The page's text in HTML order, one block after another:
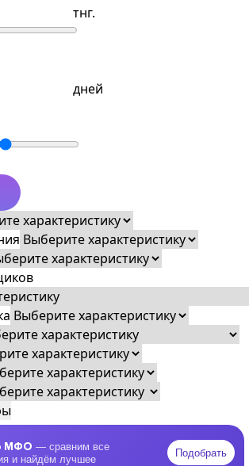
тнг.
дней
МФО — сравним все
и найдём лучшее
Подобрать